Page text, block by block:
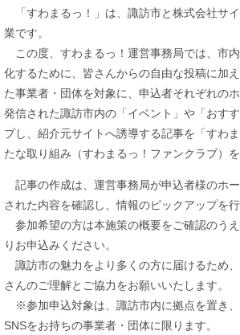
「すわまるっ！」は、諏訪市と株式会社サ
業です。
この度、すわまるっ！運営事務局では、市
化するために、皆さんからの自由な投稿に加
た事業者・団体を対象に、申込者それぞれの
発信された諏訪市内の「イベント」や「おす
プし、紹介元サイトへ誘導する記事を「すわ
たな取り組み（すわまるっ！ファンクラブ）を
記事の作成は、運営事務局が申込者様のホ
された内容を確認し、情報のピックアップを行
参加希望の方は本施策の概要をご確認のう
りお申込みください。
諏訪市の魅力をより多くの方に届けるため
さんのご理解とご協力をお願いいたします。
※参加申込対象は、諏訪市内に拠点を置き
SNSをお持ちの事業者・団体に限ります。